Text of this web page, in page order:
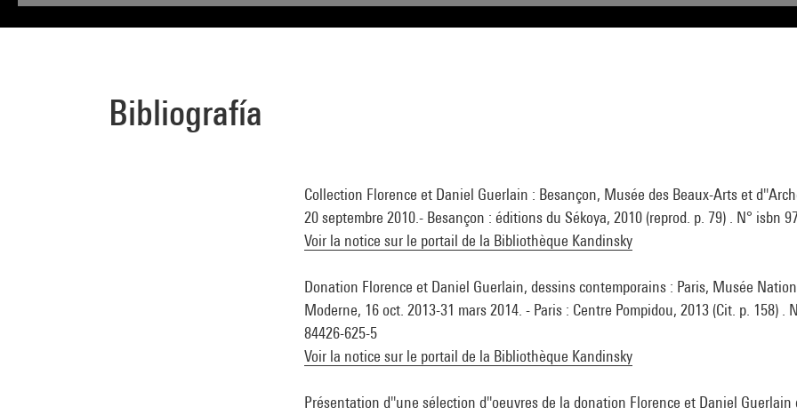
Bibliografía
Collection Florence et Daniel Guerlain : Besançon, Musée des Beaux-Arts et
20 septembre 2010.- Besançon : éditions du Sékoya, 2010 (reprod. p. 79) . N° isbn
Voir la notice sur le portail de la Bibliothèque Kandinsky
Donation Florence et Daniel Guerlain, dessins contemporains : Paris, Musée
Moderne, 16 oct. 2013-31 mars 2014. - Paris : Centre Pompidou, 2013 (Cit. p. 158) .
84426-625-5
Voir la notice sur le portail de la Bibliothèque Kandinsky
Présentation d''une sélection d''oeuvres de la donation Florence et Daniel Guerlain